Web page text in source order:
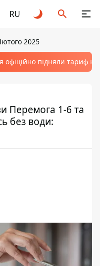
RU
2025
офіційно підняли тариф
Перемога 1-6 та
без води: